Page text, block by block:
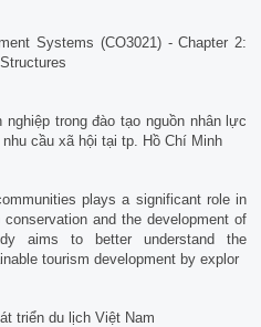
Systems (CO3021) - Chapter 2:
trong đào tạo nguồn nhân lực
cầu xã hội tại tp. Hồ Chí Minh
plays a significant role in
and the development of
aims to better understand the
tourism development by explor
triển du lịch Việt Nam